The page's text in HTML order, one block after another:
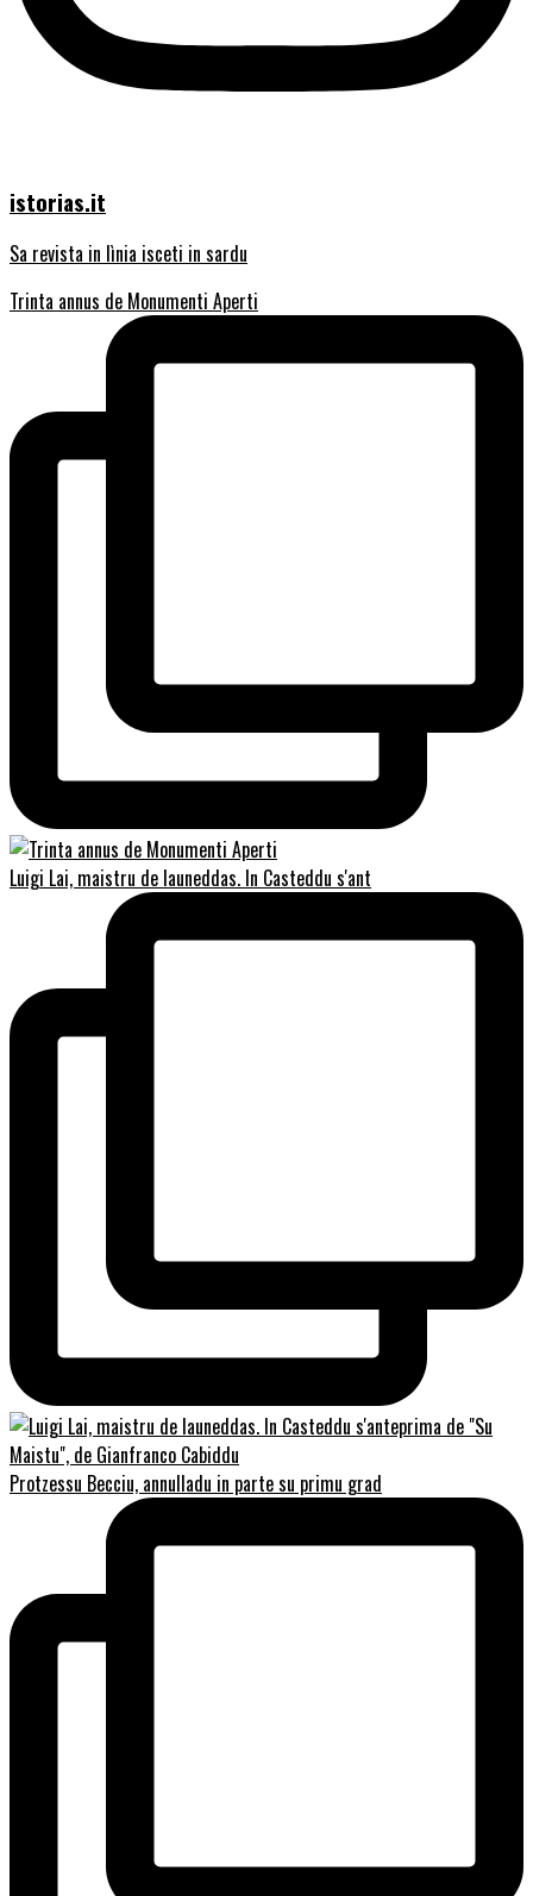
istorias.it
Sa revista in lìnia isceti in sardu
Trinta annus de Monumenti Aperti
Luigi Lai, maistru de launeddas. In Casteddu s'ant
Protzessu Becciu, annulladu in parte su primu grad